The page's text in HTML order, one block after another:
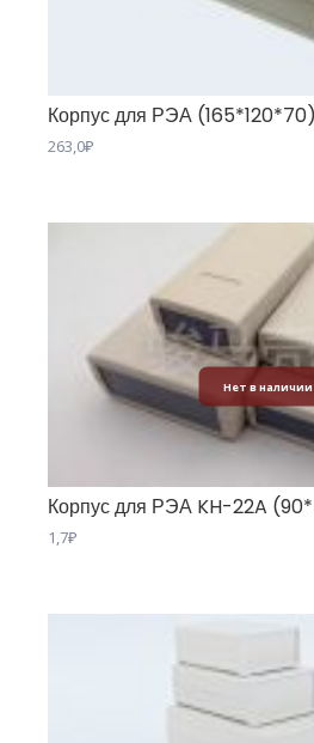
Корпус для РЭА (165*120*70)
263,0₽
Нет в наличии
Корпус для РЭА KH-22A
1,7₽